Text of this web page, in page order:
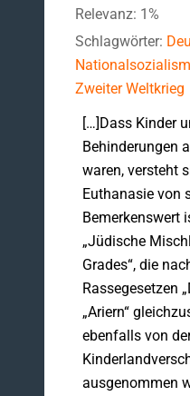
Relevanz: 1%
Schlagwörter:
Zweiter Weltkrieg
[…]Dass Kinder
Behinderungen
waren, versteht
Euthanasie von
Bemerkenswert
„Jüdische
Grades“, die
Rassegesetzen
„Ariern“
ebenfalls von
ausgenommen